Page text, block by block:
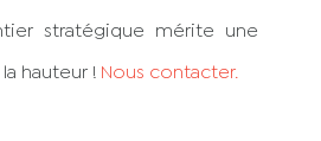
stratégique mérite une
hauteur ! Nous contacter.